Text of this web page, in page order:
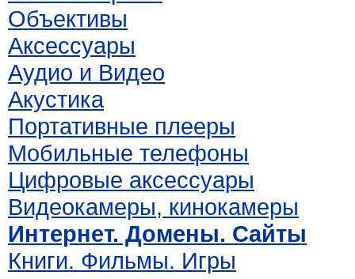
Объективы
Аксессуары
Аудио и Видео
Акустика
Портативные плееры
Мобильные телефоны
Цифровые аксессуары
Видеокамеры, кинокамеры
Интернет. Домены. Сайты
Книги. Фильмы. Игры